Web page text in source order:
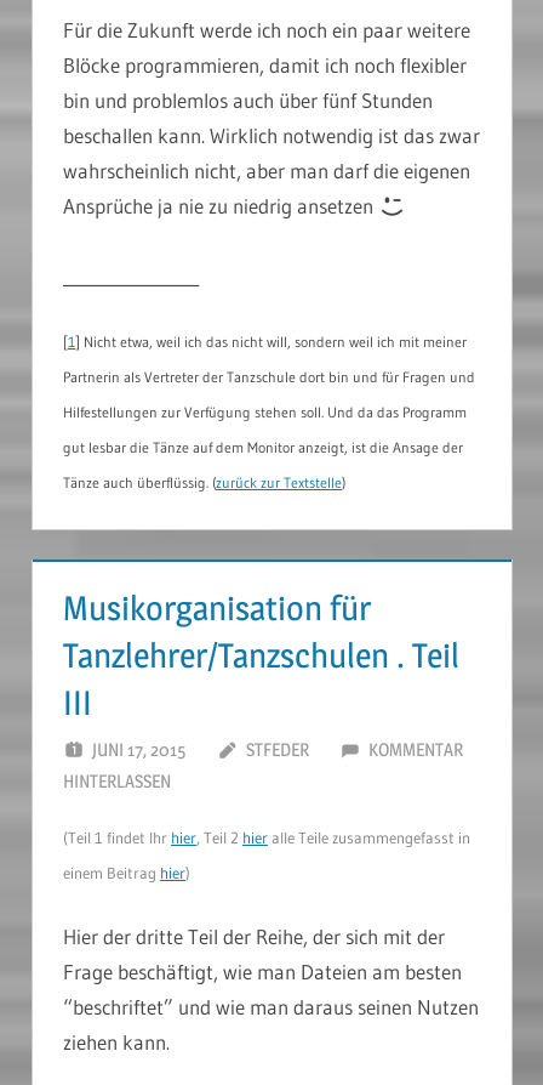
Für die Zukunft werde ich noch ein paar weitere
Blöcke programmieren, damit ich noch flexibler
bin und problemlos auch über fünf Stunden
beschallen kann. Wirklich notwendig ist das zwar
wahrscheinlich nicht, aber man darf die eigenen
Ansprüche ja nie zu niedrig ansetzen
[1] Nicht etwa, weil ich das nicht will, sondern weil ich mit meiner
Partnerin als Vertreter der Tanzschule dort bin und für Fragen und
Hilfestellungen zur Verfügung stehen soll. Und da das Programm
gut lesbar die Tänze auf dem Monitor anzeigt, ist die Ansage der
Tänze auch überflüssig. (zurück zur Textstelle)
Musikorganisation für
Tanzlehrer/Tanzschulen . Teil
III
JUNI 17, 2015 STFEDER
KOMMENTAR
HINTERLASSEN
(Teil 1 findet Ihr hier, Teil 2 hieralle Teile zusammengefasst in
einem Beitrag hier)
Hier der dritte Teil der Reihe, der sich mit der
Frage beschäftigt, wie man Dateien am besten
“beschriftet” und wie man daraus seinen Nutzen
ziehen kann.